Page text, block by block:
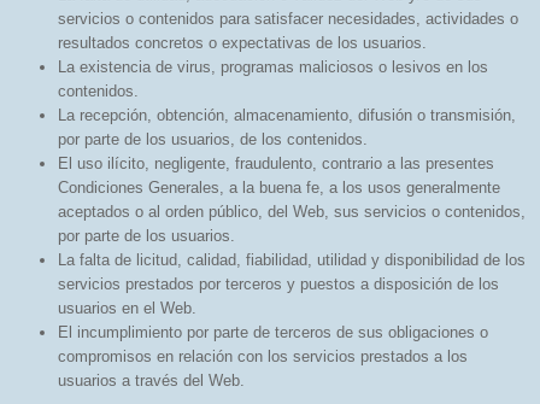
servicios o contenidos para satisfacer necesidades, actividades o
resultados concretos o expectativas de los usuarios.
La existencia de virus, programas maliciosos o lesivos en los
contenidos.
La recepción, obtención, almacenamiento, difusión o transmisión,
por parte de los usuarios, de los contenidos.
El uso ilícito, negligente, fraudulento, contrario a las presentes
Condiciones Generales, a la buena fe, a los usos generalmente
aceptados o al orden público, del Web, sus servicios o contenidos,
por parte de los usuarios.
La falta de licitud, calidad, fiabilidad, utilidad y disponibilidad de los
servicios prestados por terceros y puestos a disposición de los
usuarios en el Web.
El incumplimiento por parte de terceros de sus obligaciones o
compromisos en relación con los servicios prestados a los
usuarios a través del Web.